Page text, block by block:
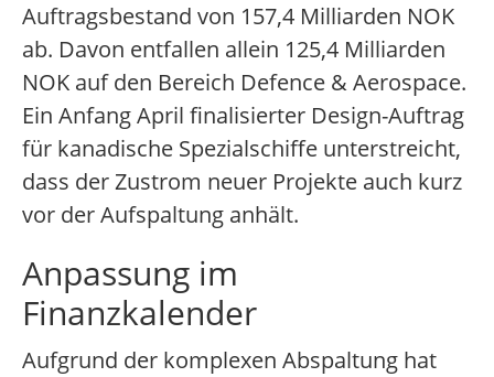
Auftragsbestand von 157,4 Milliarden NOK
ab. Davon entfallen allein 125,4 Milliarden
NOK auf den Bereich Defence & Aerospace.
Ein Anfang April finalisierter Design-Auftrag
für kanadische Spezialschiffe unterstreicht,
dass der Zustrom neuer Projekte auch kurz
vor der Aufspaltung anhält.
Anpassung im
Finanzkalender
Aufgrund der komplexen Abspaltung hat